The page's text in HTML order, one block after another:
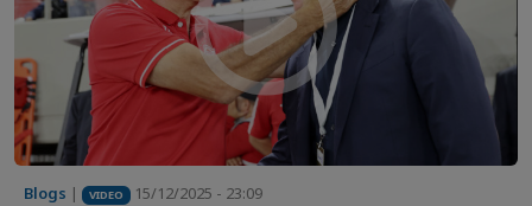
Blogs | VIDEO 15/12/2025 - 23:09